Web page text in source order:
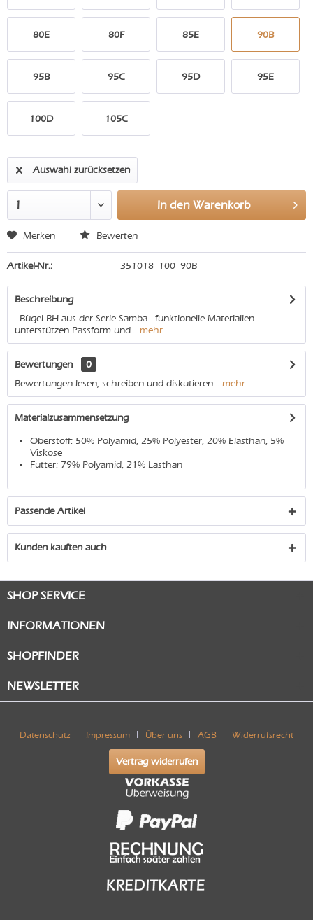
80E 80F 85E 90B
95B 95C 95D 95E
100D 105C
Auswahl zurücksetzen
In den Warenkorb
Merken Bewerten
Artikel-Nr.: 351018_100_90B
Beschreibung
- Bügel BH aus der Serie Samba - funktionelle Materialien
unterstützen Passform und... mehr
Bewertungen
0
Bewertungen lesen, schreiben und diskutieren... mehr
Materialzusammensetzung
Oberstoff: 50% Polyamid, 25% Polyester, 20% Elasthan, 5%
Viskose
Futter: 79% Polyamid, 21% Lasthan
Passende Artikel
Kunden kauften auch
SHOP SERVICE
INFORMATIONEN
SHOPFINDER
NEWSLETTER
Datenschutz Impressum Über uns AGB Widerrufsrecht
Vertrag widerrufen